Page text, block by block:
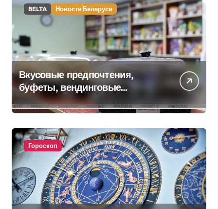
BELTA Новости Беларуси
Вкусовые предпочтения,
буфеты, вендинговые
аппараты. Минобразования об
изменениях в школьном
питании
Гороскоп